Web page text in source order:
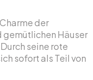
der
Häuser
seine rote
sofort als Teil von